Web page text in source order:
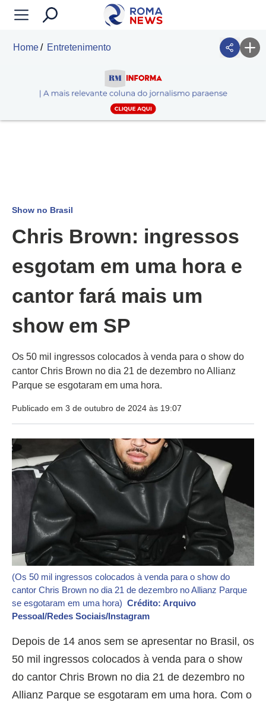
Home Entretenimento
Show no Brasil
Chris Brown: ingressos
esgotam em uma hora e
cantor fará mais um
show em SP
Os 50 mil ingressos colocados à venda para o show do
cantor Chris Brown no dia 21 de dezembro no Allianz
Parque se esgotaram em uma hora.
Publicado em 3 de outubro de 2024 às 19:07
(Os 50 mil ingressos colocados à venda para o show do
cantor Chris Brown no dia 21 de dezembro no Allianz Parque
se esgotaram em uma hora) Crédito: Arquivo
Pessoal/Redes Sociais/Instagram
Depois de 14 anos sem se apresentar no Brasil, os
50 mil ingressos colocados à venda para o show
do cantor Chris Brown no dia 21 de dezembro no
Allianz Parque se esgotaram em uma hora. Com o